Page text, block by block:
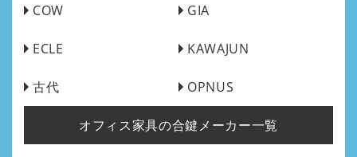
COW GIA
ECLE KAWAJUN
古代 OPNUS
オフィス家具の合鍵メーカー一覧